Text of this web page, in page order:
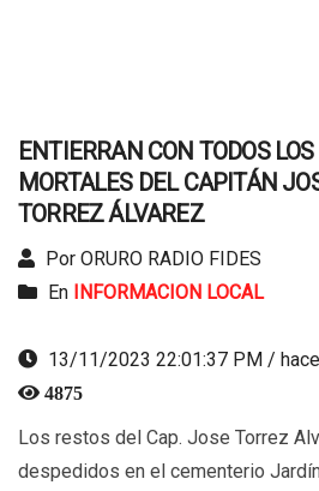
ENTIERRAN CON TODOS
MORTALES DEL CAPITÁN
TORREZ ÁLVAREZ
Por ORURO RADIO FIDES
En INFORMACION LOCAL
13/11/2023 22:01:37 PM /
4875
Los restos del Cap. Jose Torrez
despedidos en el cementerio